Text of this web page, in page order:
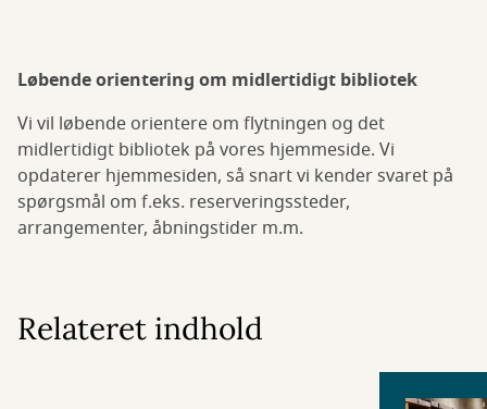
Løbende orientering om midlertidigt bibliotek
Vi vil løbende orientere om flytningen og det
midlertidigt bibliotek på vores hjemmeside. Vi
opdaterer hjemmesiden, så snart vi kender svaret på
spørgsmål om f.eks. reserveringssteder,
arrangementer, åbningstider m.m.
Relateret indhold